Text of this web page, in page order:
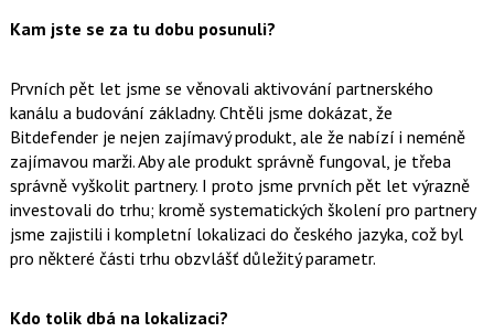
Kam jste se za tu dobu posunuli?
Prvních pět let jsme se věnovali aktivování partnerského
kanálu a budování základny. Chtěli jsme dokázat, že
Bitdefender je nejen zajímavý produkt, ale že nabízí i neméně
zajímavou marži. Aby ale produkt správně fungoval, je třeba
správně vyškolit partnery. I proto jsme prvních pět let výrazně
investovali do trhu; kromě systematických školení pro partnery
jsme zajistili i kompletní lokalizaci do českého jazyka, což byl
pro některé části trhu obzvlášť důležitý parametr.
Kdo tolik dbá na lokalizaci?